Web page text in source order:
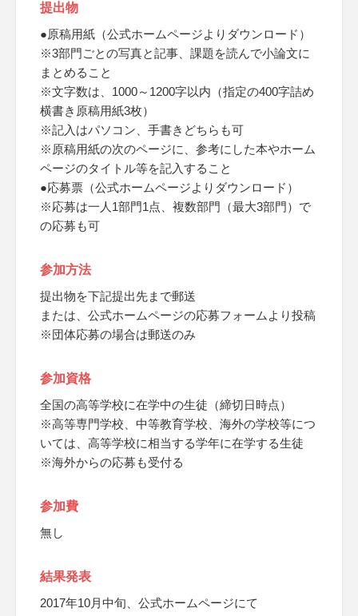
提出物
●原稿用紙（公式ホームページよりダウンロード）
※3部門ごとの写真と記事、課題を読んで小論文に
まとめること
※文字数は、1000～1200字以内（指定の400字詰め
横書き原稿用紙3枚）
※記入はパソコン、手書きどちらも可
※原稿用紙の次のページに、参考にした本やホーム
ページのタイトル等を記入すること
●応募票（公式ホームページよりダウンロード）
※応募は一人1部門1点、複数部門（最大3部門）で
の応募も可
参加方法
提出物を下記提出先まで郵送
または、公式ホームページの応募フォームより投稿
※団体応募の場合は郵送のみ
参加資格
全国の高等学校に在学中の生徒（締切日時点）
※高等専門学校、中等教育学校、海外の学校等につ
いては、高等学校に相当する学年に在学する生徒
※海外からの応募も受付る
参加費
無し
結果発表
2017年10月中旬、公式ホームページにて